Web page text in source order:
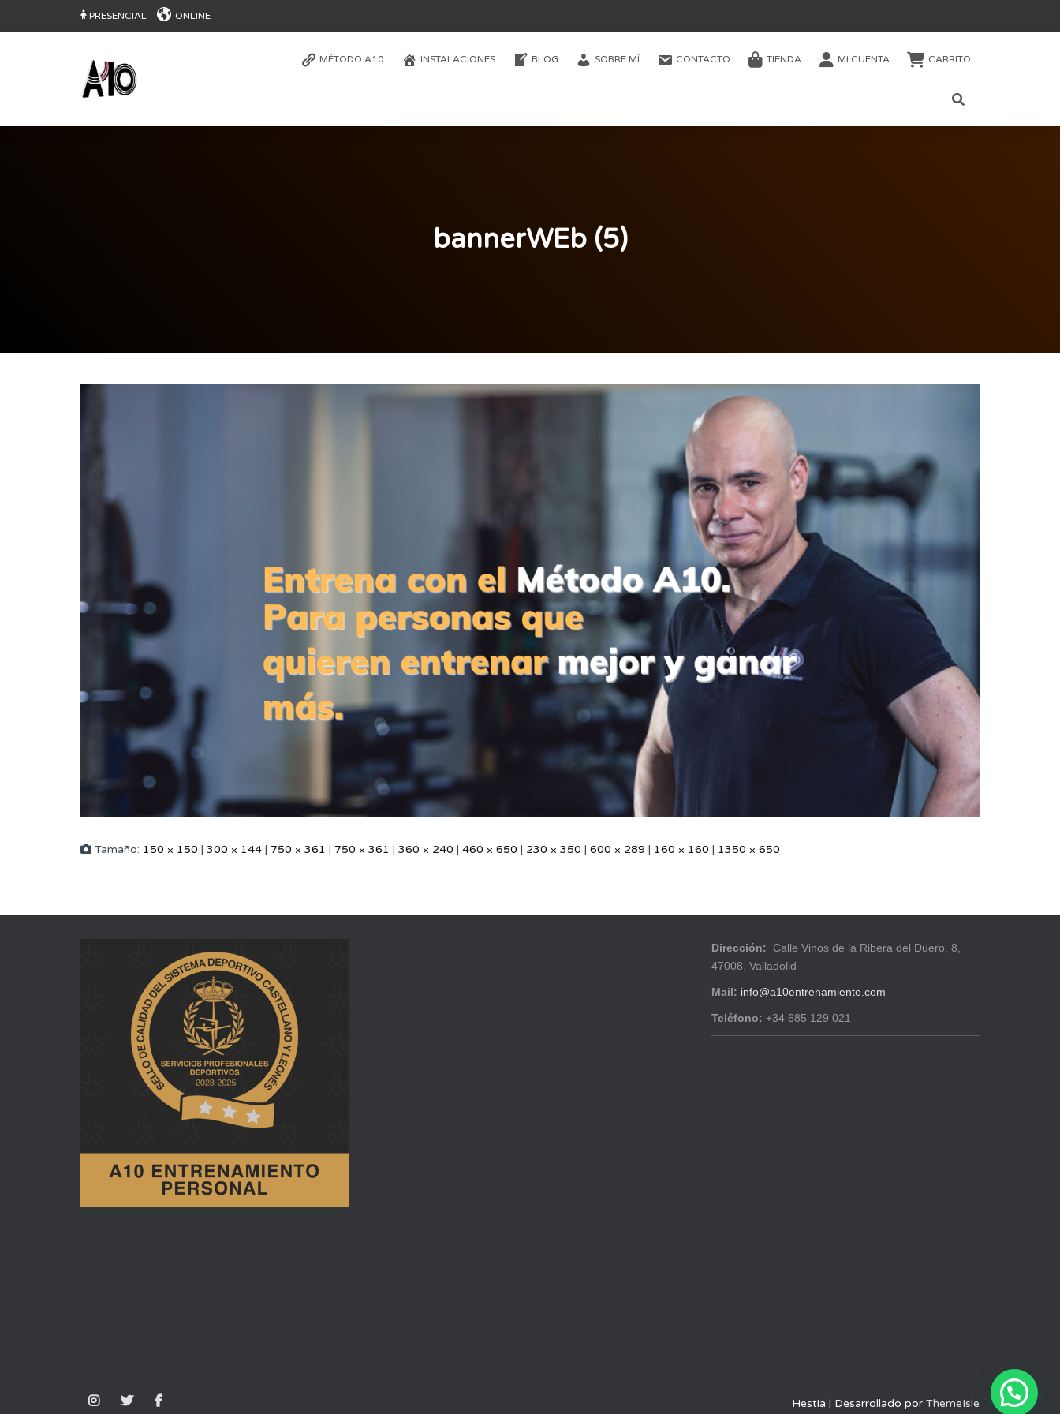
PRESENCIAL ONLINE
MÉTODO A10 INSTALACIONES BLOG SOBRE MÍ CONTACTO TIENDA MI CUENTA CARRITO
bannerWEb (5)
Tamaño: 150 × 150 | 300 × 144 | 750 × 361 | 750 × 361 | 360 × 240 | 460 × 650 | 230 × 350 | 600 × 289 | 160 × 160 | 1350 × 650
Dirección: Calle Vinos de la Ribera del Duero, 8,
47008. Valladolid
Mail: info@a10entrenamiento.com
Teléfono: +34 685 129 021
Hestia | Desarrollado por ThemeIsle